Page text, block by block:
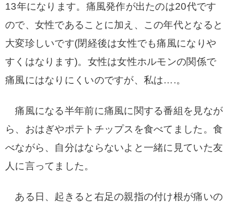
13年になります。痛風発作が出たのは20代です
ので、女性であることに加え、この年代となると
大変珍しいです(閉経後は女性でも痛風になりや
すくはなります)。女性は女性ホルモンの関係で
痛風にはなりにくいのですが、私は….。
痛風になる半年前に痛風に関する番組を見なが
ら、おはぎやポテトチップスを食べてました。 食
べながら、自分はならないよと一緒に見ていた友
人に言ってました。
ある日、起きると右足の親指の付け根が痛いの